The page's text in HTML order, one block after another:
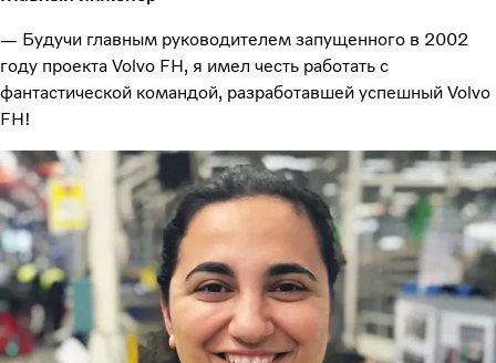
— Будучи главным руководителем запущенного в 2002
году проекта Volvo FH, я имел честь работать с
фантастической командой, разработавшей успешный Volvo
FH!